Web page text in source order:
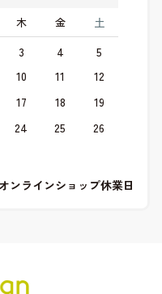
木 金 土
3 4
5
10 11
12
17 18
19
24 25
26
オンラインショップ休業日